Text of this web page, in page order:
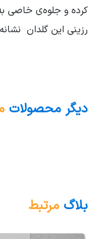
کرده و جلوه‌ی خاصی
رزینی این گلدان
دیگر محصولات
بلاگ مرتبط